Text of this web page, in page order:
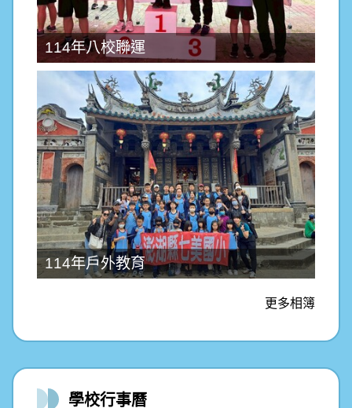
114年八校聯運
114年戶外教育
更多相簿
學校行事曆